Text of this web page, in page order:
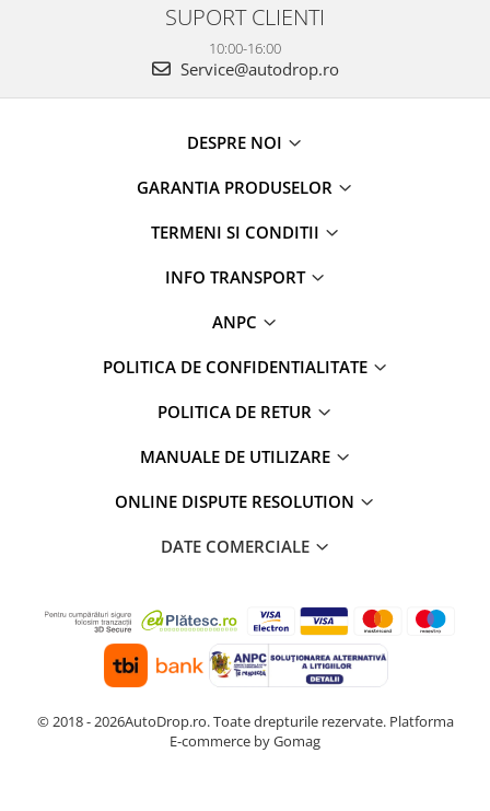
SUPORT CLIENTI
10:00-16:00
Service@autodrop.ro
DESPRE NOI
GARANTIA PRODUSELOR
TERMENI SI CONDITII
INFO TRANSPORT
ANPC
POLITICA DE CONFIDENTIALITATE
POLITICA DE RETUR
MANUALE DE UTILIZARE
ONLINE DISPUTE RESOLUTION
DATE COMERCIALE
© 2018 - 2026AutoDrop.ro. Toate drepturile rezervate. Platforma
E-commerce by Gomag